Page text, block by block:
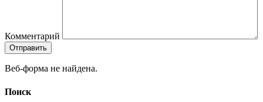
Комментарий
Веб-форма не найдена.
Поиск